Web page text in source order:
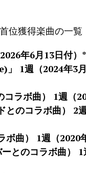
位獲得楽曲の一覧
年6月13日付）*
1週（2024年3
ラボ曲） 1週（
のコラボ曲） 2
ボ曲） 1週（2020
とのコラボ曲）